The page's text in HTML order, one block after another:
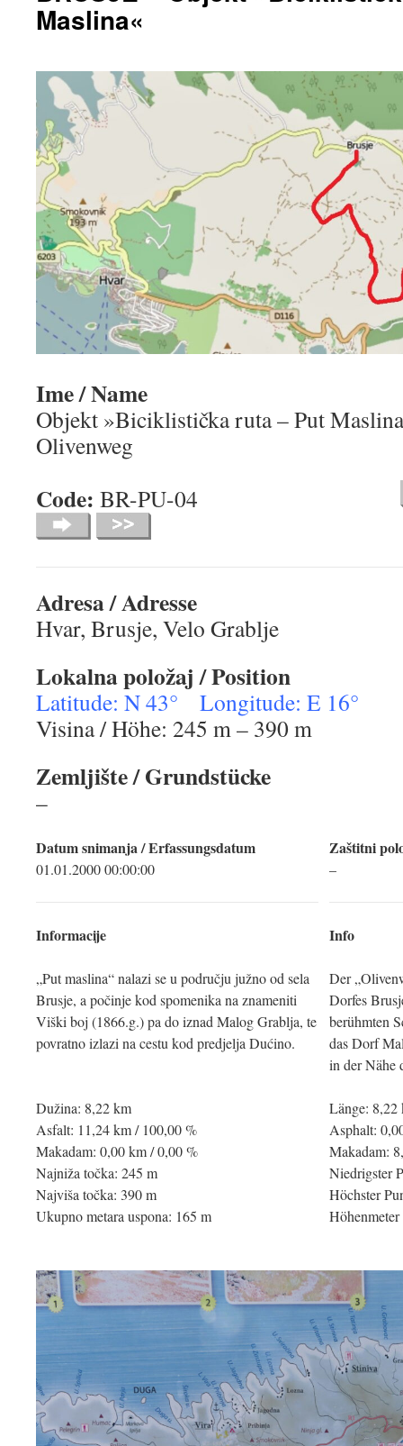
Maslina«
Ime / Name
Objekt »Biciklistička ruta – Put
Olivenweg
Code: BR-PU-04
Adresa / Adresse
Hvar, Brusje, Velo Grablje
Lokalna položaj / Position
Latitude: N 43° Longitude: E 16°
Visina / Höhe: 245 m – 390 m
Zemljište / Grundstücke
–
Datum snimanja / Erfassungsdatum
01.01.2000 00:00:00
Informacije
„Put maslina“ nalazi se u području južno od sela
Brusje, a počinje kod spomenika na znameniti
Viški boj (1866.g.) pa do iznad Malog Grablja, te
povratno izlazi na cestu kod predjelja Dućino.
Zaštitni
–
Info
Der
Dorfes
berühmten
das Dorf
in der Nähe
Dužina: 8,22 km
Asfalt: 11,24 km / 100,00 %
Makadam: 0,00 km / 0,00 %
Najniža točka: 245 m
Najviša točka: 390 m
Ukupno metara uspona: 165 m
Länge: 8,22
Asphalt:
Makadam:
Niedrigster
Höchster